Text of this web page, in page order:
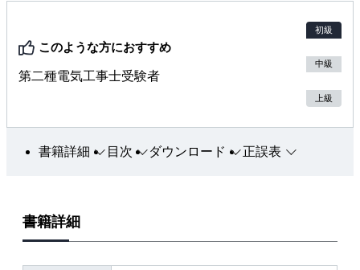
このような方におすすめ
第二種電気工事士受験者
初級
中級
上級
書籍詳細 目次 ダウンロード 正誤表
書籍詳細